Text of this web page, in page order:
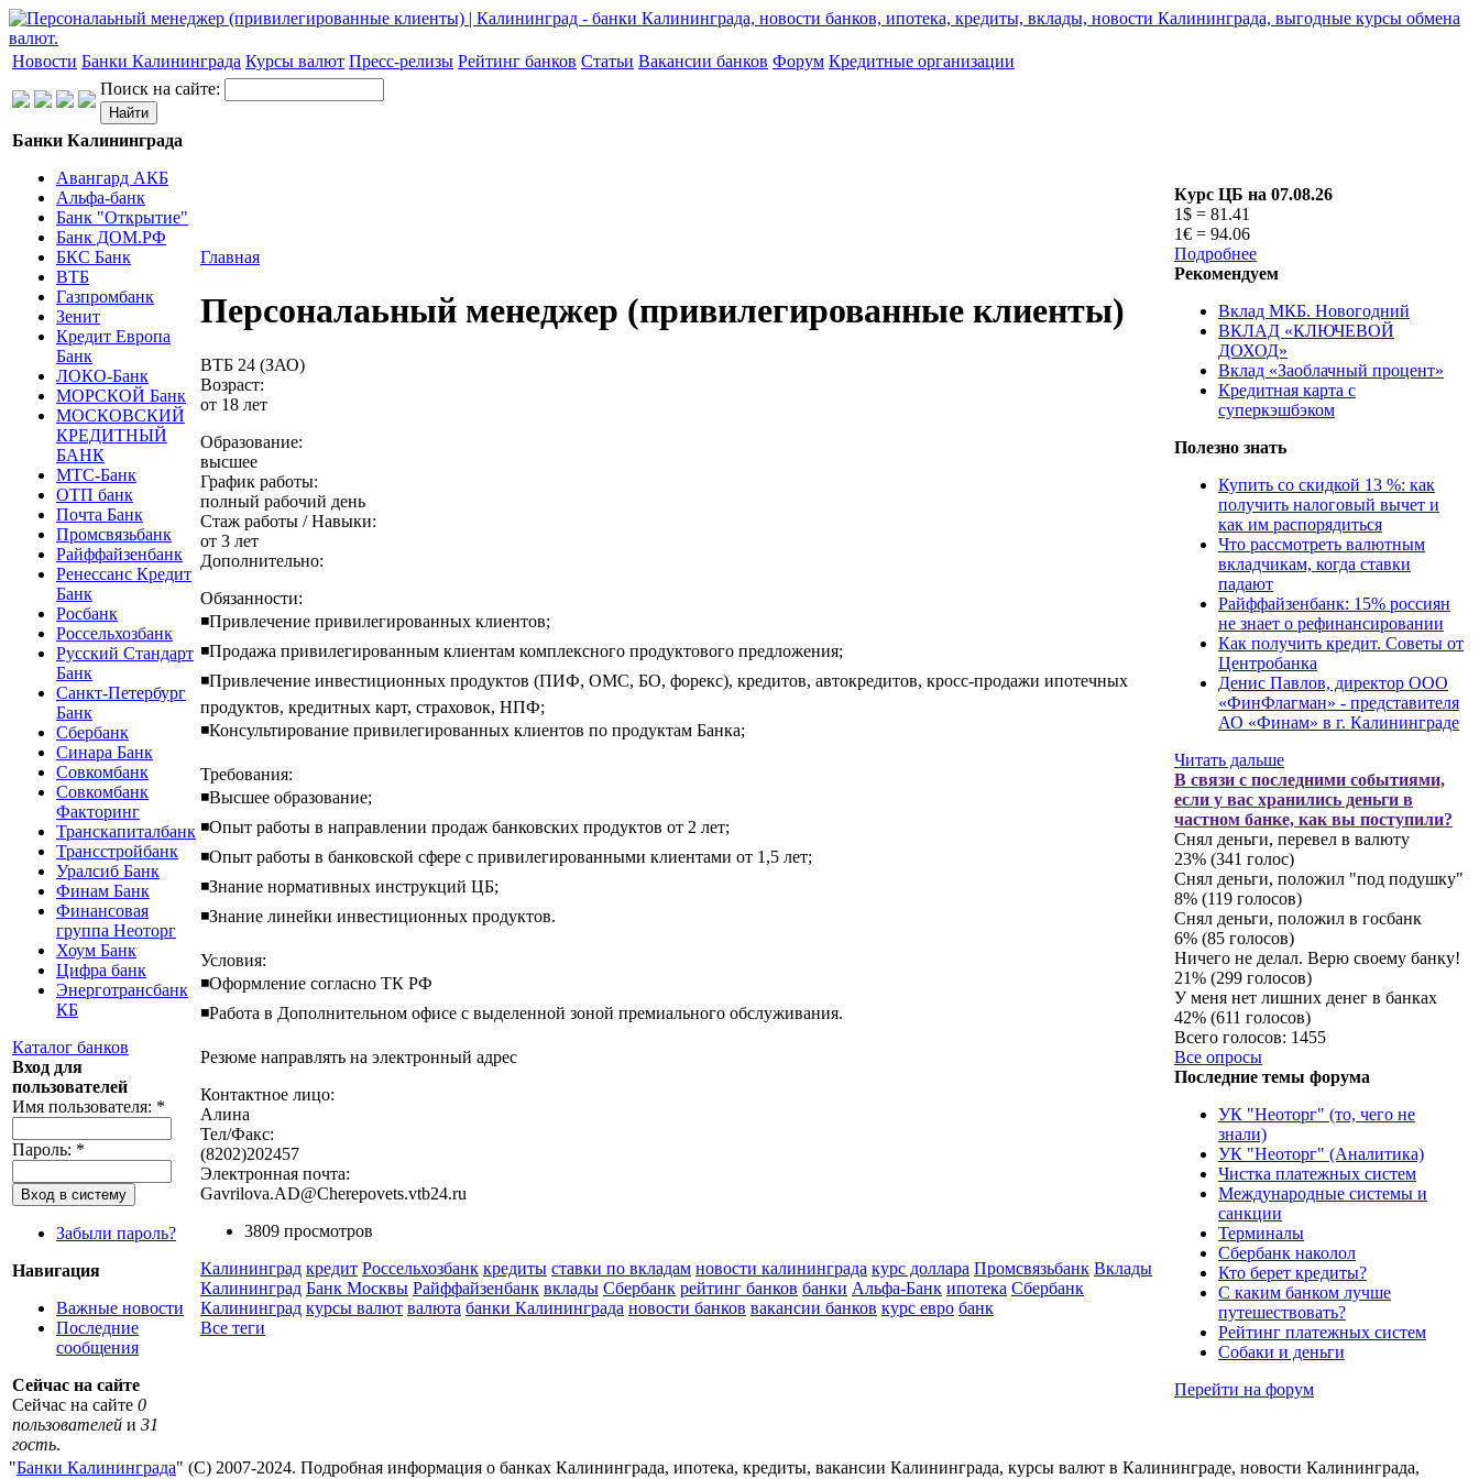
Новости Банки Калининграда Курсы валют Пресс-релизы Рейтинг банков Статьи Вакансии банков Форум Кредитные организации
Поиск на сайте:
Банки Калининграда
Авангард АКБ
Альфа-банк
Банк "Открытие"
Банк ДОМ.РФ
БКС Банк
ВТБ
Газпромбанк
Зенит
Кредит Европа
Банк
ЛОКО-Банк
МОРСКОЙ Банк
МОСКОВСКИЙ
КРЕДИТНЫЙ
БАНК
МТС-Банк
ОТП банк
Почта Банк
Промсвязьбанк
Райффайзенбанк
Ренессанс Кредит
Банк
Росбанк
Россельхозбанк
Русский Стандарт
Банк
Санкт-Петербург
Банк
Сбербанк
Синара Банк
Совкомбанк
Совкомбанк
Факторинг
Транскапиталбанк
Трансстройбанк
Уралсиб Банк
Финам Банк
Финансовая
группа Неоторг
Хоум Банк
Цифра банк
Энерготрансбанк
КБ
Каталог банков
Вход для
пользователей
Имя пользователя: *
Пароль: *
Забыли пароль?
Навигация
Важные новости
Последние
сообщения
Сейчас на сайте
Сейчас на сайте 0
пользователей и 31
гость.
Главная
Персоналаьный менеджер (привилегированные клиенты)
ВТБ 24 (ЗАО)
Возраст:
от 18 лет
Образование:
высшее
График работы:
полный рабочий день
Стаж работы / Навыки:
от 3 лет
Дополнительно:
Обязанности:
◾Привлечение привилегированных клиентов;
◾Продажа привилегированным клиентам комплексного продуктового предложения;
◾Привлечение инвестиционных продуктов (ПИФ, ОМС, БО, форекс), кредитов, автокредитов, кросс-продажи ипотечных
продуктов, кредитных карт, страховок, НПФ;
◾Консультирование привилегированных клиентов по продуктам Банка;
Требования:
◾Высшее образование;
◾Опыт работы в направлении продаж банковских продуктов от 2 лет;
◾Опыт работы в банковской сфере с привилегированными клиентами от 1,5 лет;
◾Знание нормативных инструкций ЦБ;
◾Знание линейки инвестиционных продуктов.
Условия:
◾Оформление согласно ТК РФ
◾Работа в Дополнительном офисе с выделенной зоной премиального обслуживания.
Резюме направлять на электронный адрес
Контактное лицо:
Алина
Тел/Факс:
(8202)202457
Электронная почта:
Gavrilova.AD@Cherepovets.vtb24.ru
3809 просмотров
Калининград кредит Россельхозбанк кредиты ставки по вкладам новости калининграда курс доллара Промсвязьбанк Вклады
Калининград Банк Москвы Райффайзенбанк вклады Сбербанк рейтинг банков банки Альфа-Банк ипотека Сбербанк
Калининград курсы валют валюта банки Калининграда новости банков вакансии банков курс евро банк
Все теги
Курс ЦБ на 07.08.26
1$ = 81.41
1€ = 94.06
Подробнее
Рекомендуем
Вклад МКБ. Новогодний
ВКЛАД «КЛЮЧЕВОЙ
ДОХОД»
Вклад «Заоблачный процент»
Кредитная карта с
суперкэшбэком
Полезно знать
Купить со скидкой 13 %: как
получить налоговый вычет и
как им распорядиться
Что рассмотреть валютным
вкладчикам, когда ставки
падают
Райффайзенбанк: 15% россиян
не знает о рефинансировании
Как получить кредит. Советы от
Центробанка
Денис Павлов, директор ООО
«ФинФлагман» - представителя
АО «Финам» в г. Калининграде
Читать дальше
В связи с последними событиями,
если у вас хранились деньги в
частном банке, как вы поступили?
Снял деньги, перевел в валюту
23% (341 голос)
Снял деньги, положил "под подушку"
8% (119 голосов)
Снял деньги, положил в госбанк
6% (85 голосов)
Ничего не делал. Верю своему банку!
21% (299 голосов)
У меня нет лишних денег в банках
42% (611 голосов)
Всего голосов: 1455
Все опросы
Последние темы форума
УК "Неоторг" (то, чего не
знали)
УК "Неоторг" (Аналитика)
Чистка платежных систем
Международные системы и
санкции
Терминалы
Сбербанк наколол
Кто берет кредиты?
С каким банком лучше
путешествовать?
Рейтинг платежных систем
Собаки и деньги
Перейти на форум
"Банки Калининграда" (С) 2007-2024. Подробная информация о банках Калининграда, ипотека, кредиты, вакансии Калининграда, курсы валют в Калининграде, новости Калининграда,